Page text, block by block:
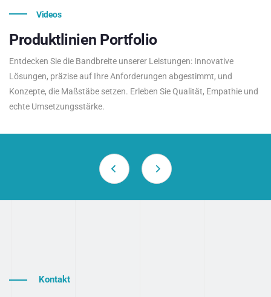
Videos
Produktlinien Portfolio
Entdecken Sie die Bandbreite unserer Leistungen: Innovative
Lösungen, präzise auf Ihre Anforderungen abgestimmt, und
Konzepte, die Maßstäbe setzen. Erleben Sie Qualität, Empathie und
echte Umsetzungsstärke.
Kontakt